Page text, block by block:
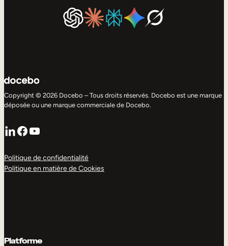
Copyright © 2026 Docebo – Tous droits réservés. Docebo est une marque
déposée ou une marque commerciale de Docebo.
LinkedIn
Facebook
YouTube
Politique de confidentialité
Politique en matière de Cookies
Platforme